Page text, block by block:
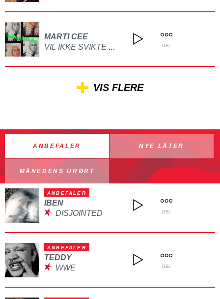
MARTI CEE
VIL IKKE SVIKTE DEG DEL
VIS FLERE
ANBEFALER NYE LÅTER
MÅNEDENS URØRT
ANBEFALER
IBEN
DISJOINTED
DEL
ANBEFALER
TEDDY
WWE
DEL